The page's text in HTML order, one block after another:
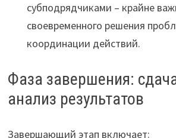
субподрядчиками – крайне
своевременного решения
координации действий.
Фаза завершения:
анализ результатов
Завершающий этап включает: